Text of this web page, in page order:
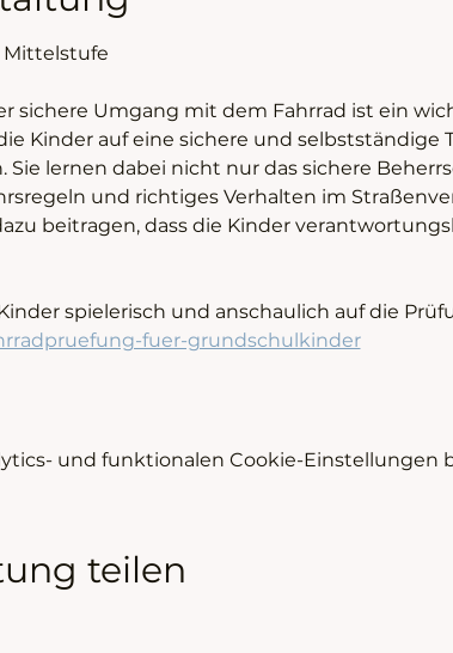
Mittelstufe
sichere Umgang mit dem Fahrrad ist ein
Kinder auf eine sichere und selbstständige
lernen dabei nicht nur das sichere
und richtiges Verhalten im
beitragen, dass die Kinder
spielerisch und anschaulich auf die
fuer-grundschulkinder
und funktionalen Cookie-Einstellungen
teilen